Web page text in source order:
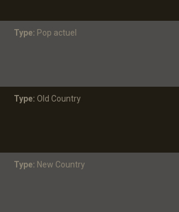
Type: Pop actuel
Type: Old Country
Type: New Country